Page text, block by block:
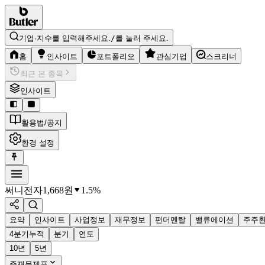
기업·지수를 입력해주세요./를 눌러 주세요.
홈 인사이트 포트폴리오 관심기업
스크리너
최근 본 종목
인사이트
활용법/공지
환경 설정
써니전자1,668원 1.5%
요약 인사이트 사업정보 재무정보 펀더멘탈 밸류에이션 주주
4분기누적
분기
연도
10년
5년